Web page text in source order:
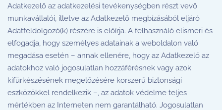
Adatkezelő az adatkezelési tevékenységben részt vevő
munkavállalói, illetve az Adatkezelő megbízásából eljáró
Adatfeldolgozó(k) részére is előírja. A felhasználó elismeri és
elfogadja, hogy személyes adatainak a weboldalon való
megadása esetén – annak ellenére, hogy az Adatkezelő az
adatokhoz való jogosulatlan hozzáférésnek vagy azok
kifürkészésének megelőzésére korszerű biztonsági
eszközökkel rendelkezik –, az adatok védelme teljes
mértékben az Interneten nem garantálható. Jogosulatlan